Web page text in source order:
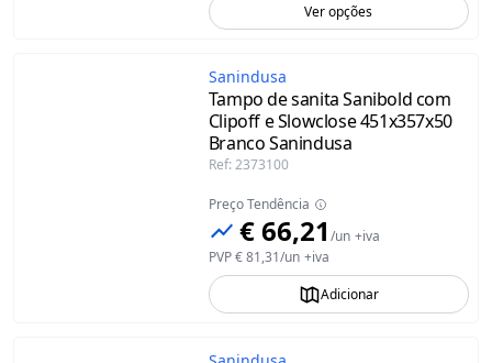
Ver opções
Sanindusa
Tampo de sanita Sanibold com
Clipoff e Slowclose 451x357x50
Branco Sanindusa
Ref: 2373100
Preço Tendência
€ 66,21 /un +iva
PVP€ 81,31/un +iva
Adicionar